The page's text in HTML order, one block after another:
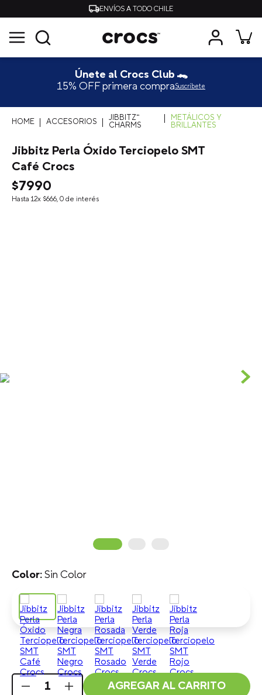
ENVÍOS A TODO CHILE
Únete al Crocs Club 🐊
15% OFF primera compraSuscríbete
ACCESORIOS
JIBBITZ™
CHARMS
METÁLICOS Y
BRILLANTES
Jibbitz Perla Óxido Terciopelo SMT
Café Crocs
$7990
Hasta 12x $666, 0 de interés
Sin Color
AGREGAR AL CARRITO